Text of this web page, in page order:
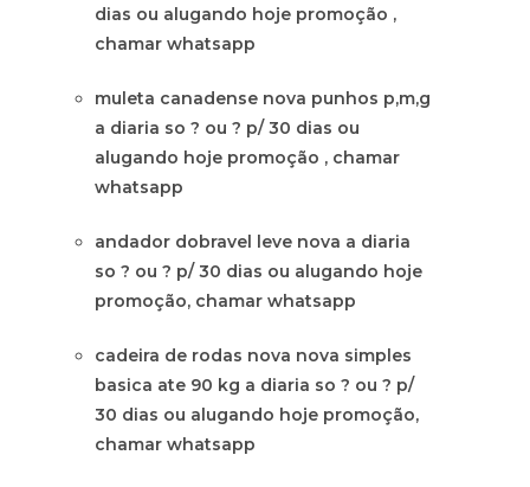
dias ou alugando hoje promoção ,
chamar whatsapp
muleta canadense nova punhos p,m,g
a diaria so ? ou ? p/ 30 dias ou
alugando hoje promoção , chamar
whatsapp
andador dobravel leve nova a diaria
so ? ou ? p/ 30 dias ou alugando hoje
promoção, chamar whatsapp
cadeira de rodas nova nova simples
basica ate 90 kg a diaria so ? ou ? p/
30 dias ou alugando hoje promoção,
chamar whatsapp